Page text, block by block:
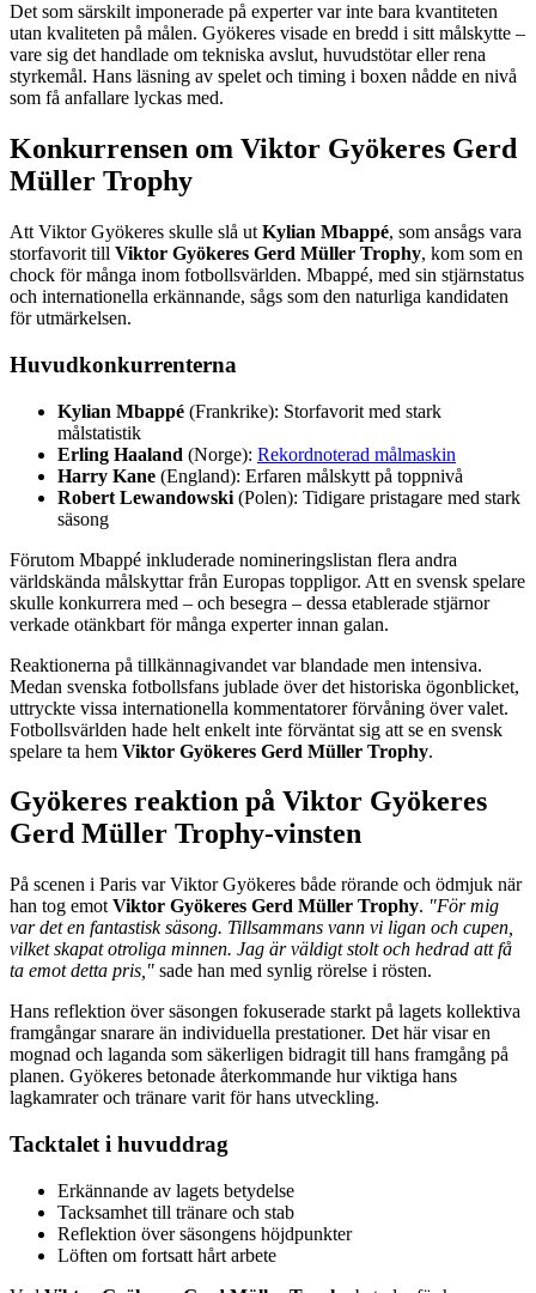
Det som särskilt imponerade på experter var inte bara kvantiteten
utan kvaliteten på målen. Gyökeres visade en bredd i sitt målskytte –
vare sig det handlade om tekniska avslut, huvudstötar eller rena
styrkemål. Hans läsning av spelet och timing i boxen nådde en nivå
som få anfallare lyckas med.
Konkurrensen om Viktor Gyökeres Gerd
Müller Trophy
Att Viktor Gyökeres skulle slå ut Kylian Mbappé, som ansågs vara
storfavorit till Viktor Gyökeres Gerd Müller Trophy, kom som en
chock för många inom fotbollsvärlden. Mbappé, med sin stjärnstatus
och internationella erkännande, sågs som den naturliga kandidaten
för utmärkelsen.
Huvudkonkurrenterna
Kylian Mbappé (Frankrike): Storfavorit med stark
målstatistik
Erling Haaland (Norge): Rekordnoterad målmaskin
Harry Kane (England): Erfaren målskytt på toppnivå
Robert Lewandowski (Polen): Tidigare pristagare med stark
säsong
Förutom Mbappé inkluderade nomineringslistan flera andra
världskända målskyttar från Europas toppligor. Att en svensk spelare
skulle konkurrera med – och besegra – dessa etablerade stjärnor
verkade otänkbart för många experter innan galan.
Reaktionerna på tillkännagivandet var blandade men intensiva.
Medan svenska fotbollsfans jublade över det historiska ögonblicket,
uttryckte vissa internationella kommentatorer förvåning över valet.
Fotbollsvärlden hade helt enkelt inte förväntat sig att se en svensk
spelare ta hem Viktor Gyökeres Gerd Müller Trophy.
Gyökeres reaktion på Viktor Gyökeres
Gerd Müller Trophy-vinsten
På scenen i Paris var Viktor Gyökeres både rörande och ödmjuk när
han tog emot Viktor Gyökeres Gerd Müller Trophy. "För mig
var det en fantastisk säsong. Tillsammans vann vi ligan och cupen,
vilket skapat otroliga minnen. Jag är väldigt stolt och hedrad att få
ta emot detta pris," sade han med synlig rörelse i rösten.
Hans reflektion över säsongen fokuserade starkt på lagets kollektiva
framgångar snarare än individuella prestationer. Det här visar en
mognad och laganda som säkerligen bidragit till hans framgång på
planen. Gyökeres betonade återkommande hur viktiga hans
lagkamrater och tränare varit för hans utveckling.
Tacktalet i huvuddrag
Erkännande av lagets betydelse
Tacksamhet till tränare och stab
Reflektion över säsongens höjdpunkter
Löften om fortsatt hårt arbete